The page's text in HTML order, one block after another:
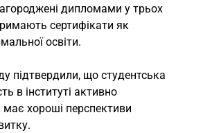
дипломами у трьох
сертифікати як
освіти.
підтвердили, що студентська
в інституті активно
має хороші перспективи